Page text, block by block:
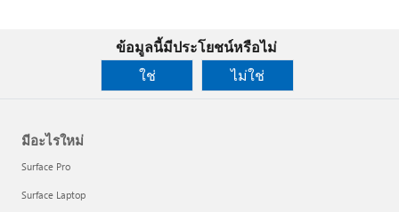
ข้อมูลนี้มีประโยชน์หรือไม่
ใช่
ไม่ใช่
มีอะไรใหม่
Surface Pro
Surface Laptop